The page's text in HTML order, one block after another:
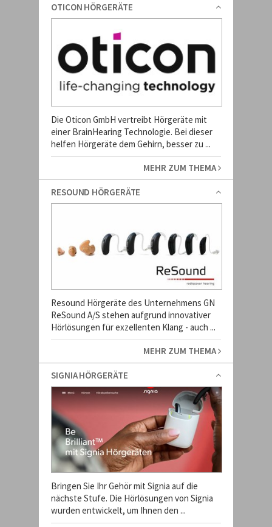
OTICON HÖRGERÄTE
Die Oticon GmbH vertreibt Hörgeräte mit
einer BrainHearing Technologie. Bei dieser
helfen Hörgeräte dem Gehirn, besser zu ...
MEHR ZUM THEMA
RESOUND HÖRGERÄTE
Resound Hörgeräte des Unternehmens GN
ReSound A/S stehen aufgrund innovativer
Hörlösungen für exzellenten Klang - auch ...
MEHR ZUM THEMA
SIGNIA HÖRGERÄTE
Bringen Sie Ihr Gehör mit Signia auf die
nächste Stufe. Die Hörlösungen von Signia
wurden entwickelt, um Ihnen den ...